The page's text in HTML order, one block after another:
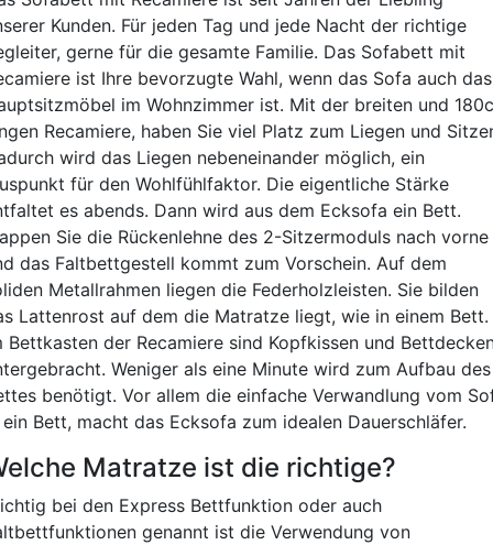
Kunden. Für jeden Tag und jede Nacht der richtige
gerne für die gesamte Familie. Das Sofabett mit
ist Ihre bevorzugte Wahl, wenn das Sofa auch das
im Wohnzimmer ist. Mit der breiten und
Recamiere, haben Sie viel Platz zum Liegen und
wird das Liegen nebeneinander möglich, ein
für den Wohlfühlfaktor. Die eigentliche Stärke
es abends. Dann wird aus dem Ecksofa ein Bett.
Sie die Rückenlehne des 2-Sitzermoduls nach vorne
das Faltbettgestell kommt zum Vorschein. Auf dem
Metallrahmen liegen die Federholzleisten. Sie bilden
Lattenrost auf dem die Matratze liegt, wie in einem Bett.
Bettkasten der Recamiere sind Kopfkissen und
Weniger als eine Minute wird zum Aufbau des
benötigt. Vor allem die einfache Verwandlung vom
Bett, macht das Ecksofa zum idealen Dauerschläfer.
Matratze ist die richtige?
bei den Express Bettfunktion oder auch
genannt ist die Verwendung von